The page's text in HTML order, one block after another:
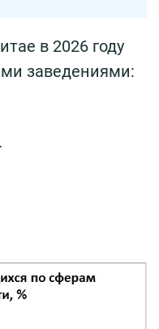
в 2026 году
заведениями: